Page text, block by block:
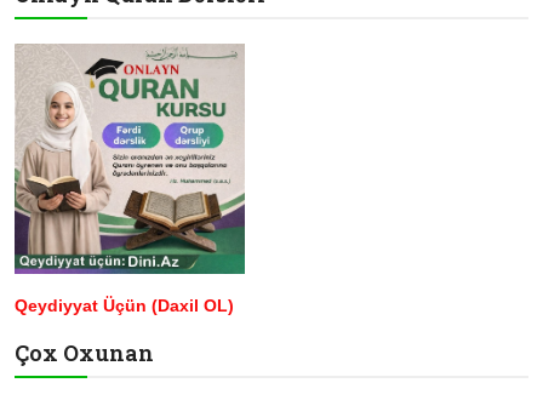
Qeydiyyat Üçün (Daxil OL)
Çox Oxunan